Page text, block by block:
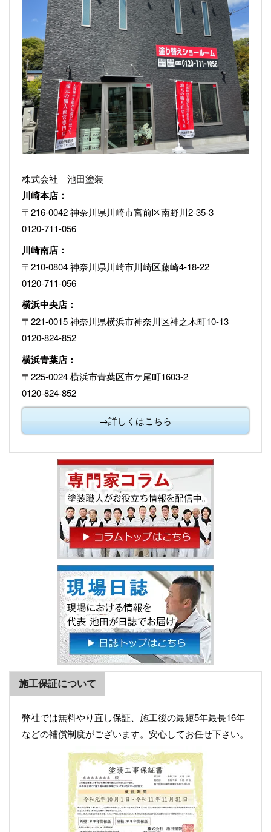
株式会社 池田塗装
川崎本店：
〒216-0042 神奈川県川崎市宮前区南野川2-35-3
0120-711-056
川崎南店：
〒210-0804 神奈川県川崎市川崎区藤崎4-18-22
0120-711-056
横浜中央店：
〒221-0015 神奈川県横浜市神奈川区神之木町10-13
0120-824-852
横浜青葉店：
〒225-0024 横浜市青葉区市ケ尾町1603-2
0120-824-852
→詳しくはこちら
施工保証について
弊社では無料やり直し保証、施工後の最短5年最長16年
などの補償制度がございます。安心してお任せ下さい。